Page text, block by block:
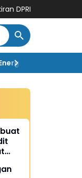
Dinas PUPR Tahun